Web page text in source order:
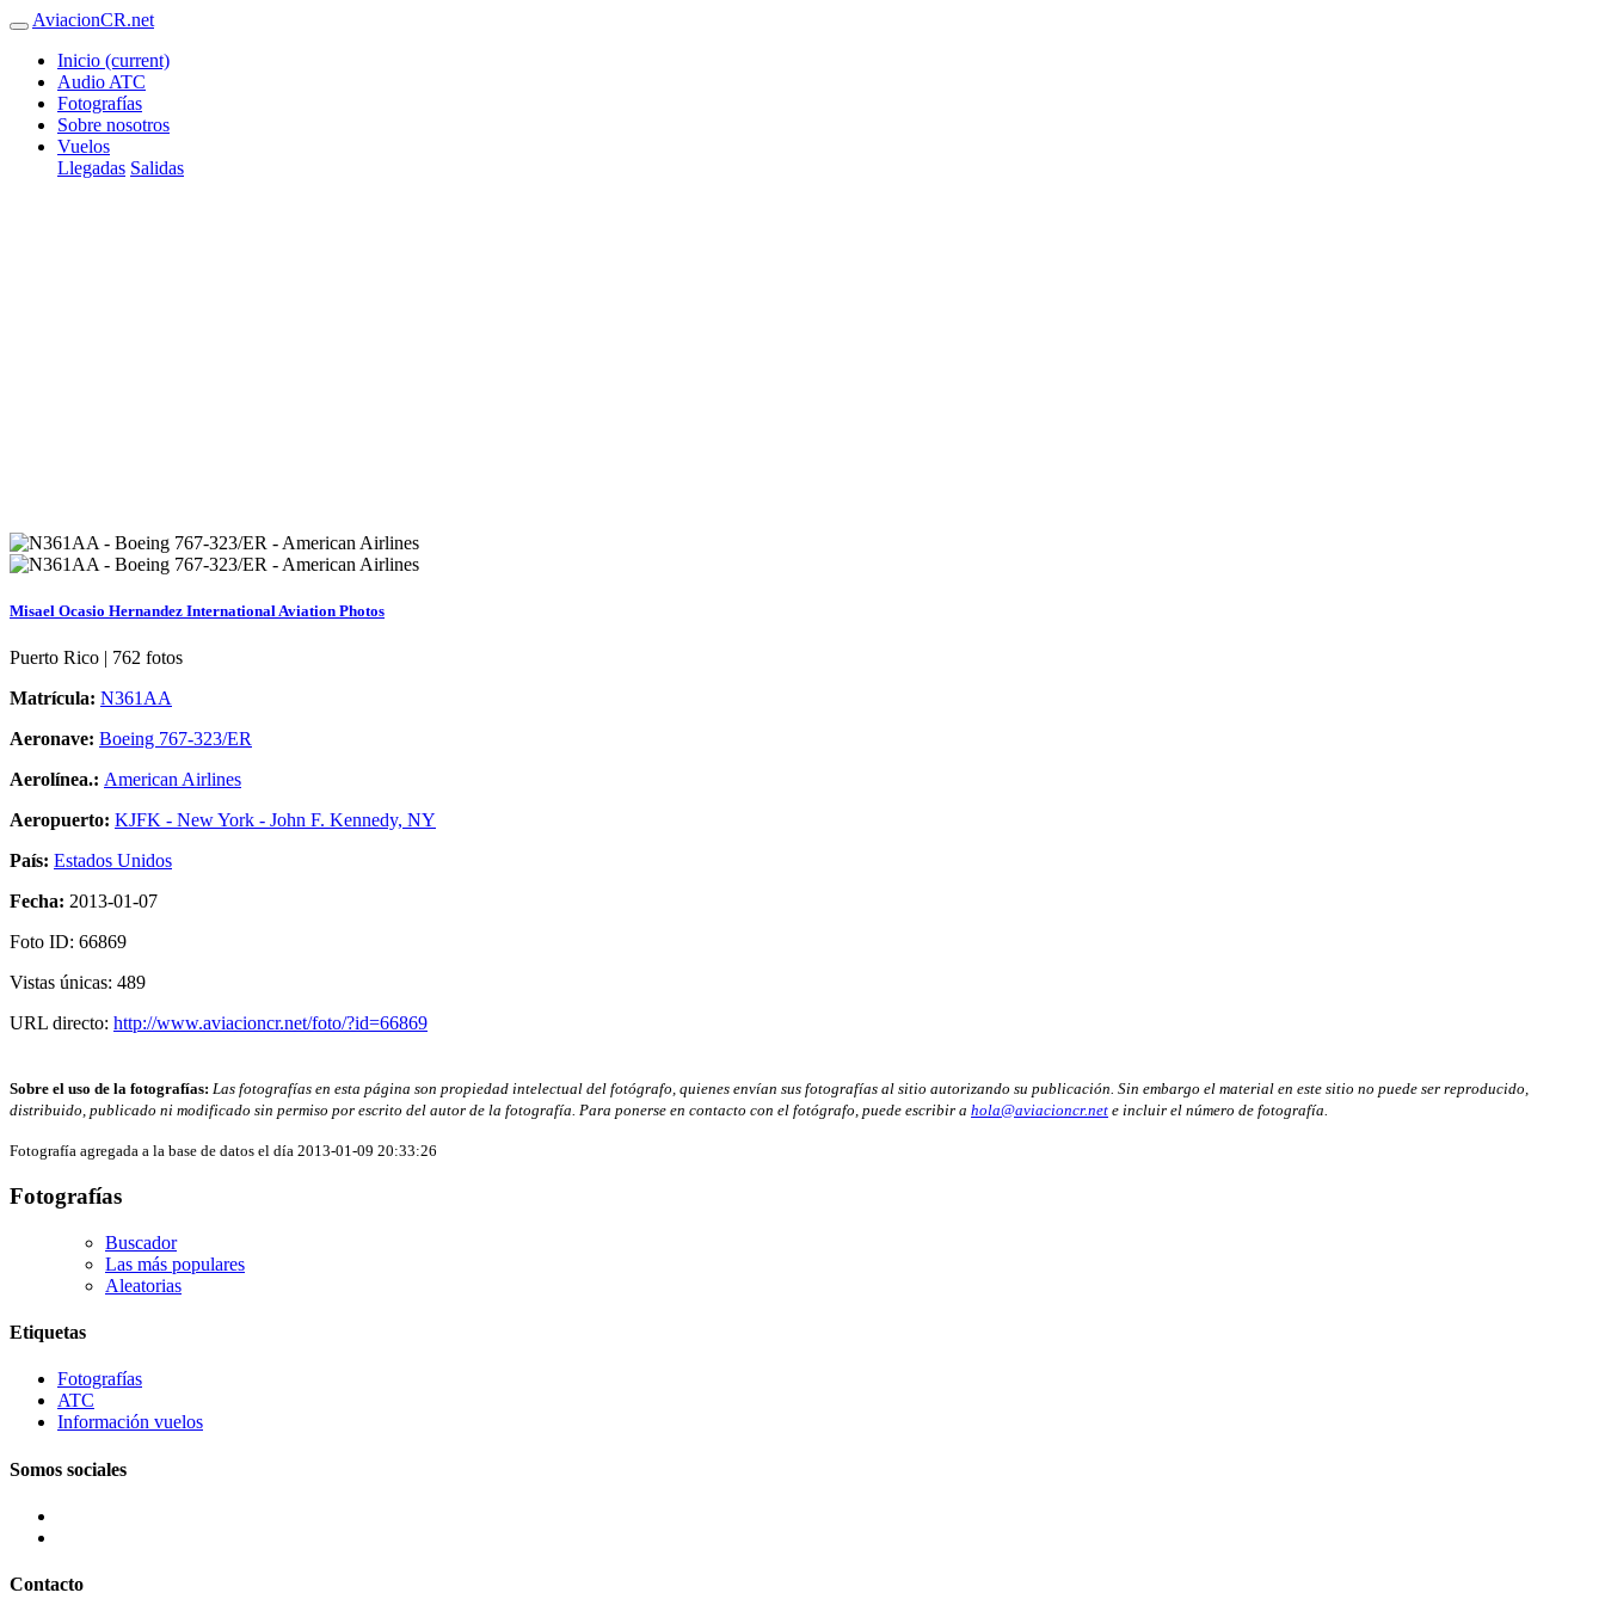
AviacionCR.net
Inicio (current)
Audio ATC
Fotografías
Sobre nosotros
Vuelos
Llegadas Salidas
Misael Ocasio Hernandez International Aviation Photos
Puerto Rico | 762 fotos
Matrícula: N361AA
Aeronave: Boeing 767-323/ER
Aerolínea.: American Airlines
Aeropuerto: KJFK - New York - John F. Kennedy, NY
País: Estados Unidos
Fecha: 2013-01-07
Foto ID: 66869
Vistas únicas: 489
URL directo: http://www.aviacioncr.net/foto/?id=66869
Sobre el uso de la fotografías: Las fotografías en esta página son propiedad intelectual del fotógrafo, quienes envían sus fotografías al sitio autorizando su publicación. Sin embargo el material en este sitio no puede ser reproducido,
distribuido, publicado ni modificado sin permiso por escrito del autor de la fotografía. Para ponerse en contacto con el fotógrafo, puede escribir a hola@aviacioncr.net e incluir el número de fotografía.
Fotografía agregada a la base de datos el día 2013-01-09 20:33:26
Fotografías
Buscador
Las más populares
Aleatorias
Etiquetas
Fotografías
ATC
Información vuelos
Somos sociales
Contacto